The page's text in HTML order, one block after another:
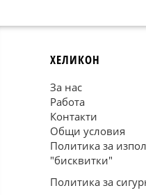
ХЕЛИКОН
За нас
Работа
Контакти
Общи условия
Политика за
"бисквитки"
Политика за